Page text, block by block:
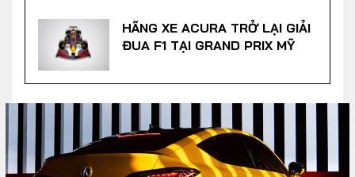
HÃNG XE ACURA TRỞ LẠI GIẢI
ĐUA F1 TẠI GRAND PRIX MỸ